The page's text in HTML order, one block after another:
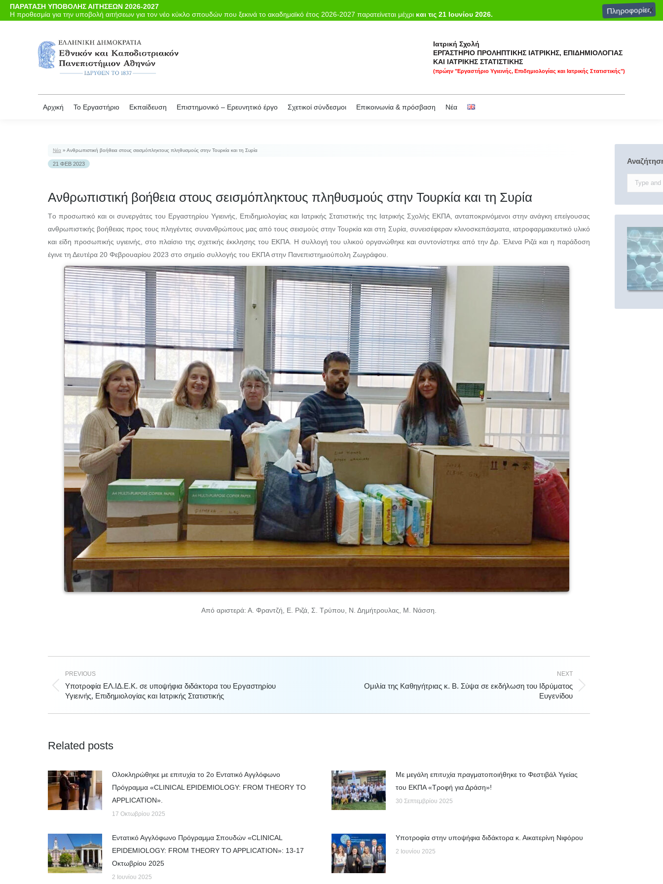
Ιατρική Σχολή
ΕΡΓΑΣΤΗΡΙΟ ΠΡΟΛΗΠΤΙΚΗΣ ΙΑΤΡΙΚΗΣ, ΕΠΙΔΗΜΙΟΛΟΓΙΑΣ
ΚΑΙ ΙΑΤΡΙΚΗΣ ΣΤΑΤΙΣΤΙΚΗΣ
(πρώην "Εργαστήριο Υγιεινής, Επιδημιολογίας και Ιατρικής Στατιστικής")
Αρχική Το Εργαστήριο Εκπαίδευση Επιστημονικό – Ερευνητικό έργο Σχετικοί σύνδεσμοι Επικοινωνία & πρόσβαση Νέα
Νέα » Ανθρωπιστική βοήθεια στους σεισμόπληκτους πληθυσμούς στην Τουρκία και τη Συρία
21 ΦΕΒ 2023
Ανθρωπιστική βοήθεια στους σεισμόπληκτους πληθυσμούς στην Τουρκία και τη Συρία
Τo προσωπικό και οι συνεργάτες του Εργαστηρίου Υγιεινής, Επιδημιολογίας και Ιατρικής Στατιστικής της Ιατρικής Σχολής ΕΚΠΑ, ανταποκρινόμενοι στην ανάγκη επείγουσας
ανθρωπιστικής βοήθειας προς τους πληγέντες συνανθρώπους μας από τους σεισμούς στην Τουρκία και στη Συρία, συνεισέφεραν κλινοσκεπάσματα, ιατροφαρμακευτικό υλικό
και είδη προσωπικής υγιεινής, στο πλαίσιο της σχετικής έκκλησης του ΕΚΠΑ. Η συλλογή του υλικού οργανώθηκε και συντονίστηκε από την Δρ. Έλενα Ριζά και η παράδοση
έγινε τη Δευτέρα 20 Φεβρουαρίου 2023 στο σημείο συλλογής του ΕΚΠΑ στην Πανεπιστημιούπολη Ζωγράφου.
Από αριστερά: Α. Φραντζή, Ε. Ριζά, Σ. Τρύπου, Ν. Δημήτρουλας, Μ. Νάσση.
PREVIOUS
Previous
Υποτροφία ΕΛ.ΙΔ.Ε.Κ. σε υποψήφια διδάκτορα του Εργαστηρίου
Υγιεινής, Επιδημιολογίας και Ιατρικής Στατιστικής
NEXT
Ομιλία της Καθηγήτριας κ. Β. Σύψα σε εκδήλωση του Ιδρύματος
Ευγενίδου
Related posts
Ολοκληρώθηκε με επιτυχία το 2ο Εντατικό Αγγλόφωνο
Πρόγραμμα «CLINICAL EPIDEMIOLOGY: FROM THEORY TO
APPLICATION».
17 Οκτωβρίου 2025
Με μεγάλη επιτυχία πραγματοποιήθηκε το Φεστιβάλ Υγείας
του ΕΚΠΑ «Τροφή για Δράση»!
30 Σεπτεμβρίου 2025
Εντατικό Αγγλόφωνο Πρόγραμμα Σπουδών «CLINICAL
EPIDEMIOLOGY: FROM THEORY TO APPLICATION»: 13-17
Οκτωβρίου 2025
2 Ιουνίου 2025
Yποτροφία στην υποψήφια διδάκτορα κ. Αικατερίνη Νιφόρου
2 Ιουνίου 2025
Search:
ΠΑΡΑΤΑΣΗ ΥΠΟΒΟΛΗΣ ΑΙΤΗΣΕΩΝ 2026-2027
Η προθεσμία για την υποβολή αιτήσεων για τον νέο κύκλο σπουδών που ξεκινά το ακαδημαϊκό έτος 2026-2027 παρατείνεται μέχρι και τις 21 Ιουνίου 2026. ΠληροφορίεςX
Αρχική Το Εργαστήριο Εκπαίδευση Επιστημονικό – Ερευνητικό έργο Σχετικοί σύνδεσμοι Νέα